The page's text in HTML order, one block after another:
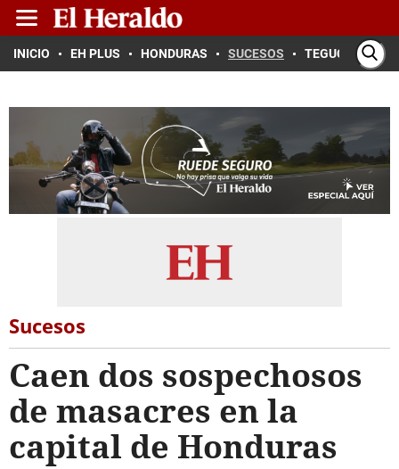
INICIO EH PLUS HONDURAS SUCESOS TEGUCIGALPA
Sucesos
Caen dos sospechosos
de masacres en la
capital de Honduras